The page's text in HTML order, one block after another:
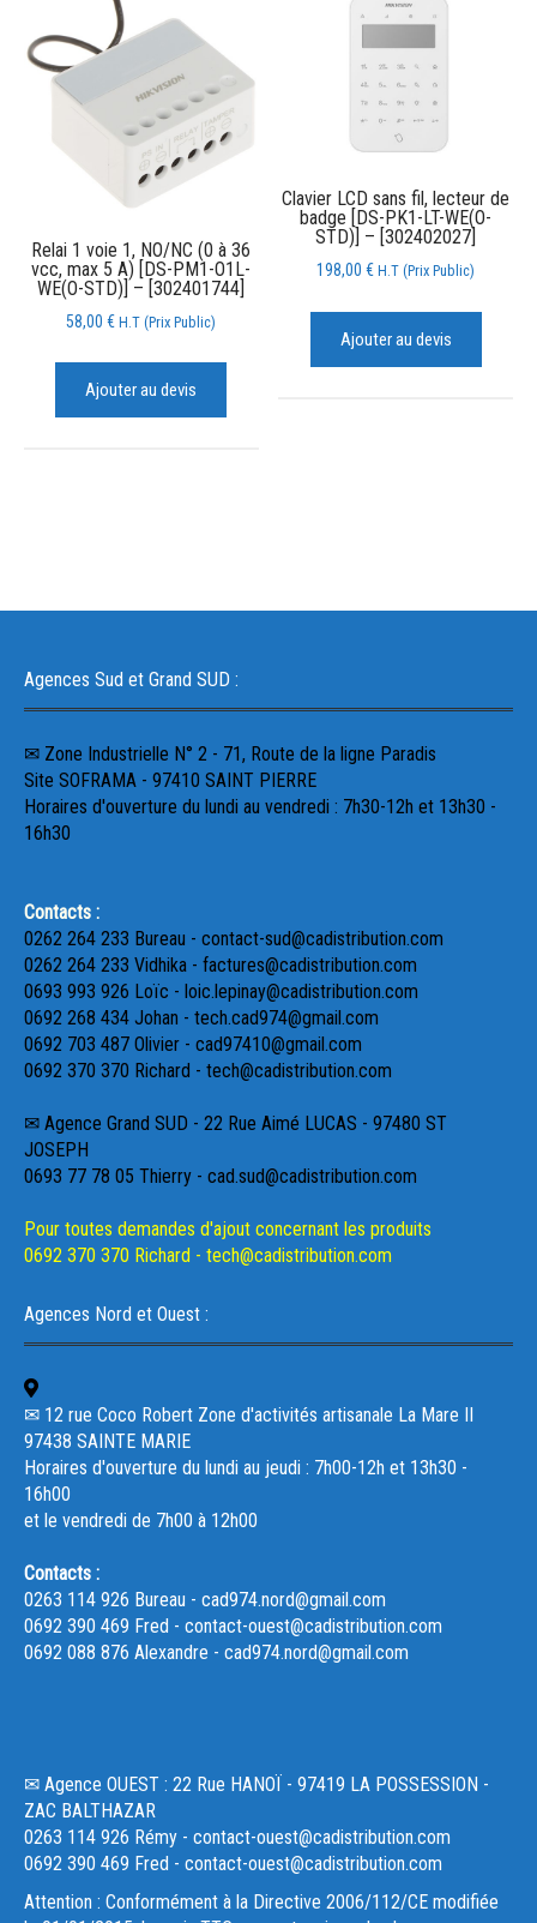
Relai 1 voie 1, NO/NC (0 à 36
vcc, max 5 A) [DS-PM1-O1L-
WE(O-STD)] – [302401744]
58,00€ H.T (Prix Public)
Ajouter au devis
Clavier LCD sans fil, lecteur de
badge [DS-PK1-LT-WE(O-
STD)] – [302402027]
198,00€ H.T (Prix Public)
Ajouter au devis
Agences Sud et Grand SUD :
✉ Zone Industrielle N° 2 - 71, Route de la ligne Paradis
Site SOFRAMA - 97410 SAINT PIERRE
Horaires d'ouverture du lundi au vendredi : 7h30-12h et 13h30 -
16h30
Contacts :
0262 264 233 Bureau - contact-sud@cadistribution.com
0262 264 233 Vidhika - factures@cadistribution.com
0693 993 926 Loïc - loic.lepinay@cadistribution.com
0692 268 434 Johan - tech.cad974@gmail.com
0692 703 487 Olivier - cad97410@gmail.com
0692 370 370 Richard - tech@cadistribution.com
✉ Agence Grand SUD - 22 Rue Aimé LUCAS - 97480 ST
JOSEPH
0693 77 78 05 Thierry - cad.sud@cadistribution.com
Pour toutes demandes d'ajout concernant les produits
0692 370 370 Richard - tech@cadistribution.com
Agences Nord et Ouest :
✉ 12 rue Coco Robert Zone d'activités artisanale La Mare II
97438 SAINTE MARIE
Horaires d'ouverture du lundi au jeudi : 7h00-12h et 13h30 -
16h00
et le vendredi de 7h00 à 12h00
Contacts :
0263 114 926 Bureau - cad974.nord@gmail.com
0692 390 469 Fred - contact-ouest@cadistribution.com
0692 088 876 Alexandre - cad974.nord@gmail.com
✉ Agence OUEST : 22 Rue HANOÏ - 97419 LA POSSESSION -
ZAC BALTHAZAR
0263 114 926 Rémy - contact-ouest@cadistribution.com
0692 390 469 Fred - contact-ouest@cadistribution.com
Attention : Conformément à la Directive 2006/112/CE modifiée